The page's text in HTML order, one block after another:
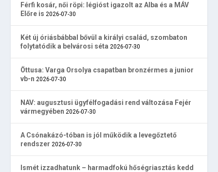
Férfi kosár, női röpi: légióst igazolt az Alba és a MÁV
Előre is 2026-07-30
Két új óriásbábbal bővül a királyi család, szombaton
folytatódik a belvárosi séta 2026-07-30
Öttusa: Varga Orsolya csapatban bronzérmes a junior
vb-n 2026-07-30
NAV: augusztusi ügyfélfogadási rend változása Fejér
vármegyében 2026-07-30
A Csónakázó-tóban is jól működik a levegőztető
rendszer 2026-07-30
Ismét izzadhatunk – harmadfokú hőségriasztás kedd